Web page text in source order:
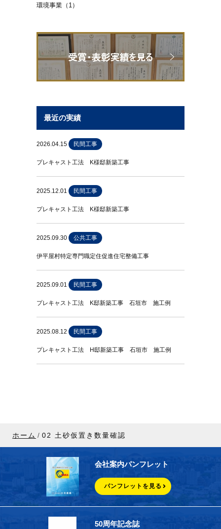
環境事業（1）
最近の実績
2026.04.15 民間工事
プレキャスト工法 K様邸新築工事
2025.12.01 民間工事
プレキャスト工法 K様邸新築工事
2025.09.30 公共工事
伊平屋村特定専門職定住促進住宅整備工事
2025.09.01 民間工事
プレキャスト工法 K邸新築工事 石垣市 施工例
2025.08.12 民間工事
プレキャスト工法 H邸新築工事 石垣市 施工例
ホーム 02 土砂仮置き数量確認
会社案内パンフレット
パンフレットを見る
50周年記念誌